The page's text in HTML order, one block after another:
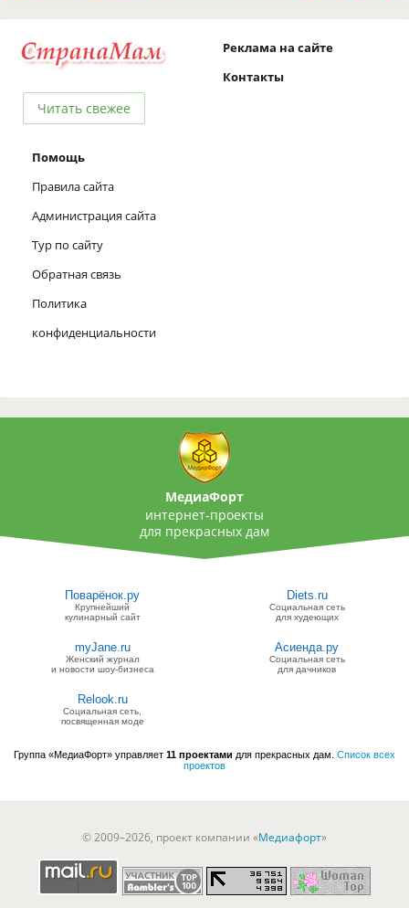
Читать свежее
Реклама на сайте
Контакты
Помощь
Правила сайта
Администрация сайта
Тур по сайту
Обратная связь
Политика
конфиденциальности
МедиаФорт
интернет-проекты
для прекрасных дам
Поварёнок.ру
Крупнейший
кулинарный сайт
Diets.ru
Социальная сеть
для худеющих
myJane.ru
Женский журнал
и новости шоу-бизнеса
Асиенда.ру
Социальная сеть
для дачников
Relook.ru
Социальная сеть,
посвященная моде
Группа «МедиаФорт» управляет 11 проектами для прекрасных дам. Список всех
проектов
© 2009–2026, проект компании «Медиафорт»